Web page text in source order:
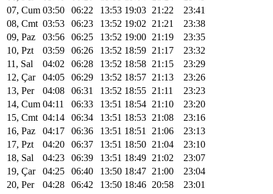
07, Cum 03:50 06:22 13:53 19:03 21:22
23:41
08, Cmt 03:53 06:23 13:52 19:02 21:21
23:38
09, Paz
03:56 06:25 13:52 19:00 21:19
23:35
10, Pzt
03:59 06:26 13:52 18:59 21:17
23:32
11, Sal
04:02 06:28 13:52 18:58 21:15
23:29
12, Çar
04:05 06:29 13:52 18:57 21:13
23:26
13, Per
04:08 06:31 13:52 18:55 21:11
23:23
14, Cum 04:11 06:33 13:51 18:54 21:10
23:20
15, Cmt 04:14 06:34 13:51 18:53 21:08
23:16
16, Paz
04:17 06:36 13:51 18:51 21:06
23:13
17, Pzt
04:20 06:37 13:51 18:50 21:04
23:10
18, Sal
04:23 06:39 13:51 18:49 21:02
23:07
19, Çar
04:25 06:40 13:50 18:47 21:00
23:04
20, Per
04:28 06:42 13:50 18:46 20:58
23:01